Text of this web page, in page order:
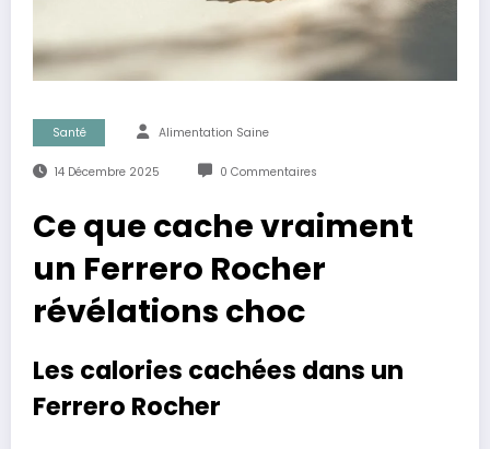
Santé Alimentation Saine
14 Décembre 2025 0 Commentaires
Ce que cache vraiment
un Ferrero Rocher
révélations choc
Les calories cachées dans un
Ferrero Rocher